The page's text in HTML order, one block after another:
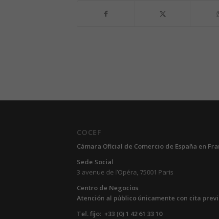
COCEF
Cámara Oficial de Comercio de España en
Sede Social
3 avenue de l’Opéra, 75001 Paris
Centro de Negocios
Atención al público únicamente con cita
Tel. fijo: +33 (0) 1 42 61 33 10